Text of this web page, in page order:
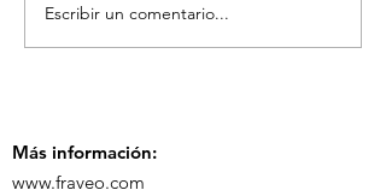
TourTravelynByFraveo
participó en la
Escribir un comentario...
Más información:
www.fraveo.com